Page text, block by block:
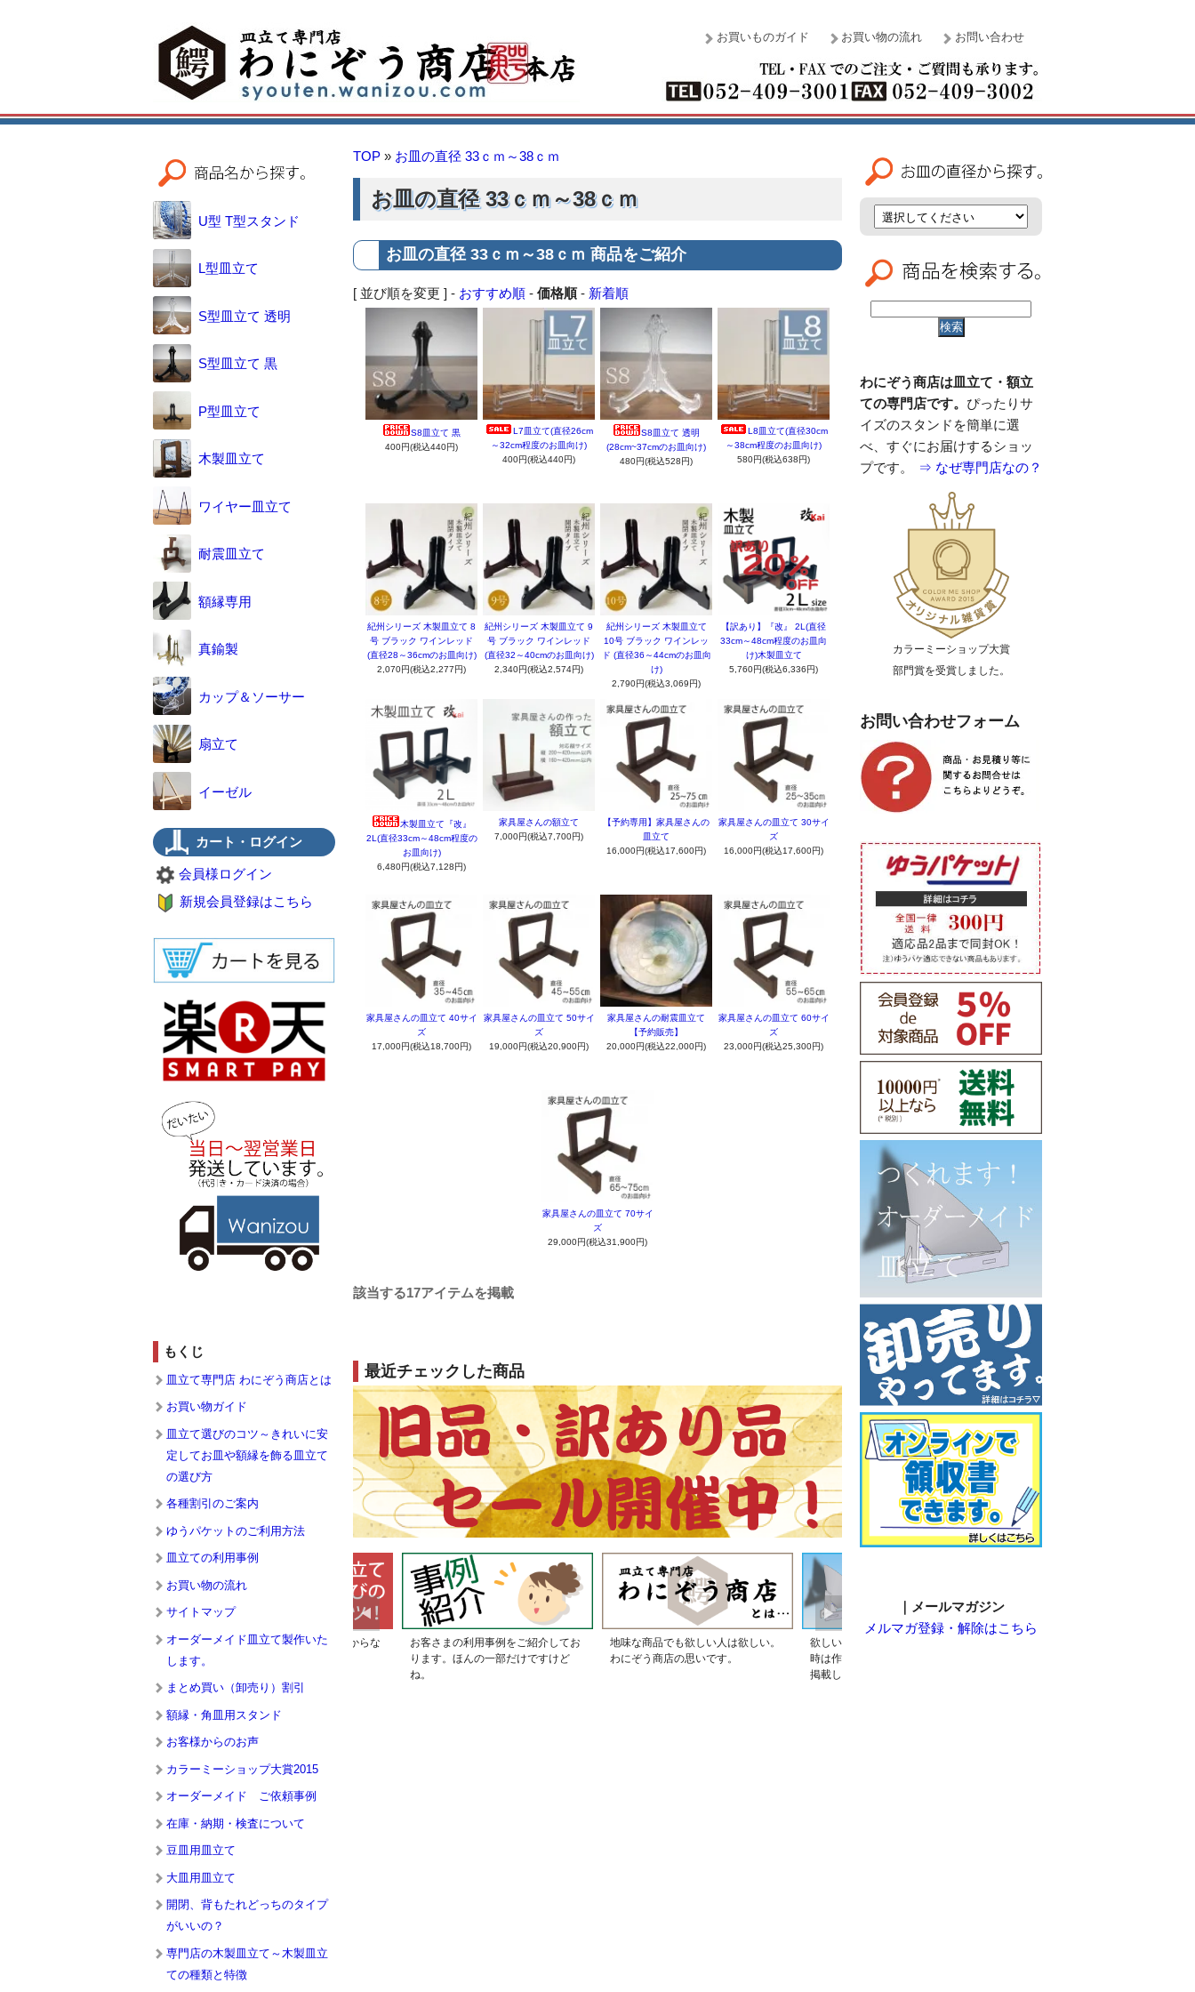
お買いものガイド お買い物の流れ お問い合わせ
TOP » お皿の直径 33ｃｍ～38ｃｍ
お皿の直径 33ｃｍ～38ｃｍ
お皿の直径 33ｃｍ～38ｃｍ 商品をご紹介
[ 並び順を変更 ] - おすすめ順 - 価格順- 新着順
S8皿立て 黒
400円(税込440円)
L7皿立て(直径26cm
～32cm程度のお皿向け)
400円(税込440円)
S8皿立て 透明
(28cm~37cmのお皿向け)
480円(税込528円)
L8皿立て(直径30cm
～38cm程度のお皿向け)
580円(税込638円)
紀州シリーズ 木製皿立て 8
号 ブラック ワインレッド
(直径28～36cmのお皿向け)
2,070円(税込2,277円)
紀州シリーズ 木製皿立て 9
号 ブラック ワインレッド
(直径32～40cmのお皿向け)
2,340円(税込2,574円)
紀州シリーズ 木製皿立て
10号 ブラック ワインレッ
ド (直径36～44cmのお皿向
け)
2,790円(税込3,069円)
【訳あり】『改』 2L(直径
33cm～48cm程度のお皿向
け)木製皿立て
5,760円(税込6,336円)
木製皿立て『改』
2L(直径33cm～48cm程度の
お皿向け)
6,480円(税込7,128円)
家具屋さんの額立て
7,000円(税込7,700円)
【予約専用】家具屋さんの
皿立て
16,000円(税込17,600円)
家具屋さんの皿立て 30サイ
ズ
16,000円(税込17,600円)
家具屋さんの皿立て 40サイ
ズ
17,000円(税込18,700円)
家具屋さんの皿立て 50サイ
ズ
19,000円(税込20,900円)
家具屋さんの耐震皿立て
【予約販売】
20,000円(税込22,000円)
家具屋さんの皿立て 60サイ
ズ
23,000円(税込25,300円)
家具屋さんの皿立て 70サイ
ズ
29,000円(税込31,900円)
該当する17アイテムを掲載
最近チェックした商品
欲しい皿立てが売ってない。そんな
時は作りませんか。特注品の事例も
皿立てのサイズの選び方がわからな
お客さまの利用事例をご紹介してお
ります。ほんの一部だけですけど
ね。
地味な商品でも欲しい人は欲しい。
わにぞう商店の思いです。
欲しい皿立てが売ってない。そんな
時は作りませんか。特注品の事例も
掲載しております。
U型 T型スタンド
L型皿立て
S型皿立て 透明
S型皿立て 黒
P型皿立て
木製皿立て
ワイヤー皿立て
耐震皿立て
額縁専用
真鍮製
カップ＆ソーサー
扇立て
イーゼル
カート・ログイン
会員様ログイン
新規会員登録はこちら
もくじ
皿立て専門店 わにぞう商店とは
お買い物ガイド
皿立て選びのコツ～きれいに安
定してお皿や額縁を飾る皿立て
の選び方
各種割引のご案内
ゆうパケットのご利用方法
皿立ての利用事例
お買い物の流れ
サイトマップ
オーダーメイド皿立て製作いた
します。
まとめ買い（卸売り）割引
額縁・角皿用スタンド
お客様からのお声
カラーミーショップ大賞2015
オーダーメイド ご依頼事例
在庫・納期・検査について
豆皿用皿立て
大皿用皿立て
開閉、背もたれどっちのタイプ
がいいの？
専門店の木製皿立て～木製皿立
ての種類と特徴
わにぞう商店は皿立て・額立
ての専門店です。 ぴったりサ
イズのスタンドを簡単に選
べ、すぐにお届けするショッ
プです。
⇒ なぜ専門店なの？
カラーミーショップ大賞
部門賞を受賞しました。
お問い合わせフォーム
｜メールマガジン
メルマガ登録・解除はこちら